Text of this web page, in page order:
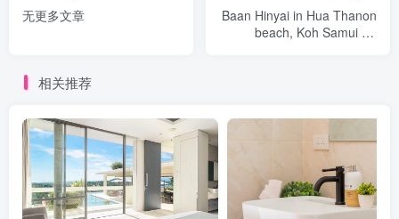
无更多文章
Baan Hinyai in Hua Thanon
beach, Koh Samui - 5
相关推荐